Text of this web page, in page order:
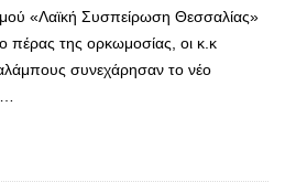
«Λαϊκή Συσπείρωση Θεσσαλίας»
της ορκωμοσίας, οι κ.κ
συνεχάρησαν το νέο